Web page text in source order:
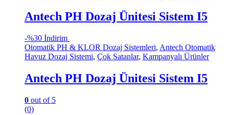
Antech PH Dozaj Ünitesi Sistem I5
-%30 İndirim
Otomatik PH & KLOR Dozaj Sistemleri, Antech Otomatik
Havuz Dozaj Sistemi, Çok Satanlar, Kampanyalı Ürünler
Antech PH Dozaj Ünitesi Sistem I5
0 out of 5
(0)